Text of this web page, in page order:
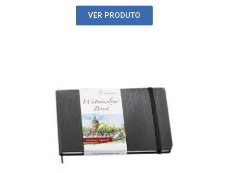
VER PRODUTO